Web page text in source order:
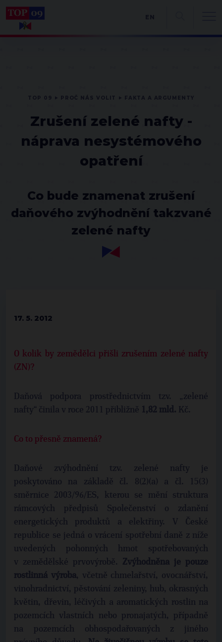
Zrušení zelené nafty -
náprava nesystémového
opatření
Co bude znamenat zrušení
daňového zvýhodnění takzvané
zelené nafty
17. 5. 2012
O kolik by zemědělci přišli zrušením zelené nafty
(ZN)?
Daňová podpora prostřednictvím tzv. „zelené
nafty“ činila v roce 2011 přibližně 1,82 mld. Kč.
Co to přesně znamená?
Daňové zvýhodnění tzv. zelené nafty je
poskytováno na základě čl. 8(2)(a) a čl. 15(3)
směrnice 2003/96/ES, kterou se mění struktura
rámcových předpisů Společenství o zdanění
energetických produktů a elektřiny. V České
republice se jedná o vrácení spotřební daně z níže
uvedených pohonných hmot spotřebovaných
v zemědělské prvovýrobě.
Zvýhodněna je pouze
rostlinná výroba, včetně chmelařství, ovocnářství,
vinohradnictví, pěstování zeleniny, hub, okrasných
květin, dřevin, léčivých a aromatických rostlin na
pozemcích vlastních nebo pronajatých, případně
na pozemcích obhospodařovaných z jiného